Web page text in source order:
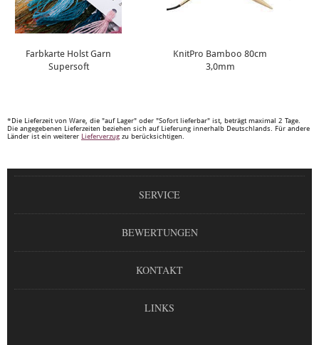
Farbkarte Holst Garn
Supersoft
KnitPro Bamboo 80cm
3,0mm
*Die Lieferzeit von Ware, die "auf Lager" oder "Sofort lieferbar" ist, beträgt maximal 2 Tage.
Die angegebenen Lieferzeiten beziehen sich auf Lieferung innerhalb Deutschlands. Für andere
Länder ist ein weiterer Lieferverzug zu berücksichtigen.
SERVICE
BEWERTUNGEN
KONTAKT
LINKS